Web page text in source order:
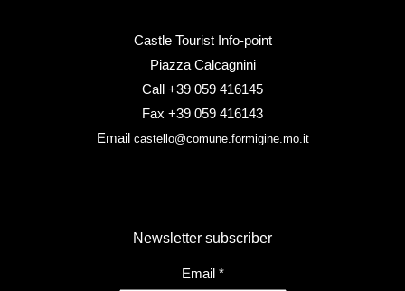
Castle Tourist Info-point
Piazza Calcagnini
Call +39 059 416145
Fax +39 059 416143
Email castello@comune.formigine.mo.it
Newsletter subscriber
Email *